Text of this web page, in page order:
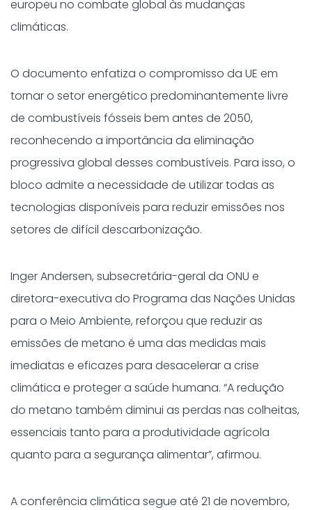
europeu no combate global às mudanças
climáticas.
O documento enfatiza o compromisso da UE em
tornar o setor energético predominantemente livre
de combustíveis fósseis bem antes de 2050,
reconhecendo a importância da eliminação
progressiva global desses combustíveis. Para isso, o
bloco admite a necessidade de utilizar todas as
tecnologias disponíveis para reduzir emissões nos
setores de difícil descarbonização.
Inger Andersen, subsecretária-geral da ONU e
diretora-executiva do Programa das Nações Unidas
para o Meio Ambiente, reforçou que reduzir as
emissões de metano é uma das medidas mais
imediatas e eficazes para desacelerar a crise
climática e proteger a saúde humana. “A redução
do metano também diminui as perdas nas colheitas,
essenciais tanto para a produtividade agrícola
quanto para a segurança alimentar”, afirmou.
A conferência climática segue até 21 de novembro,